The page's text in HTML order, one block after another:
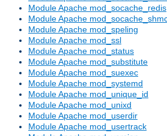
Module Apache mod_socache_redis
Module Apache
Module Apache mod_speling
Module Apache mod_ssl
Module Apache mod_status
Module Apache mod_substitute
Module Apache mod_suexec
Module Apache mod_systemd
Module Apache mod_unique_id
Module Apache mod_unixd
Module Apache mod_userdir
Module Apache mod_usertrack